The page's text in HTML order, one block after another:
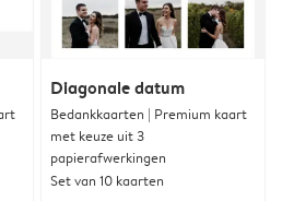
Diagonale datum
Bedankkaarten | Premium kaart
met keuze uit 3
papierafwerkingen
Set van 10 kaarten